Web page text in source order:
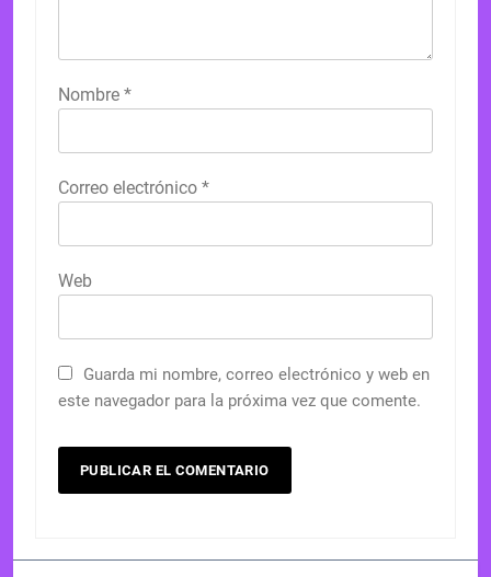
Nombre *
Correo electrónico *
Web
Guarda mi nombre, correo electrónico y web en
este navegador para la próxima vez que comente.